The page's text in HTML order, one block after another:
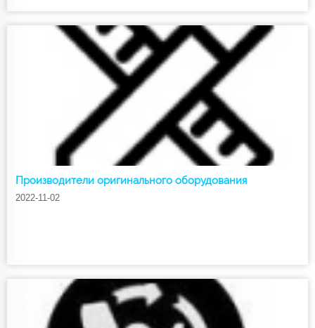
Производители оригинального оборудования
2022-11-02